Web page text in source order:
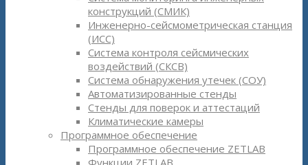
конструкций (СМИК)
Инженерно-сейсмометрическая станция
(ИСС)
Система контроля сейсмических
воздействий (СКСВ)
Система обнаружения утечек (СОУ)
Автоматизированные стенды
Стенды для поверок и аттестаций
Климатические камеры
Программное обеспечение
Программное обеспечение ZETLAB
Функции ZETLAB